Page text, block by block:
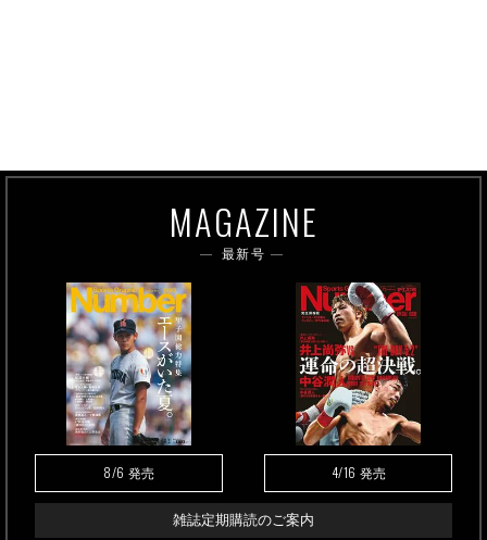
MAGAZINE
最新号
8/6 発売 4/16 発売
雑誌定期購読のご案内